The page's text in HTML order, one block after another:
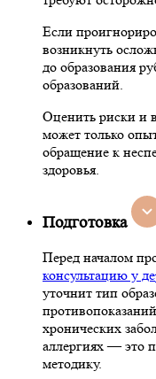
Если
возникнуть
до образования
образований.
Оценить риски и
может только
обращение к
здоровья.
Подготовка
Перед началом
консультацию у
уточнит тип
хронических
аллергиях — это
методику.